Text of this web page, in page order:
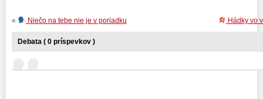
Hádky vo
« Niečo na tebe nie je v poriadku
Debata ( 0 príspevkov )